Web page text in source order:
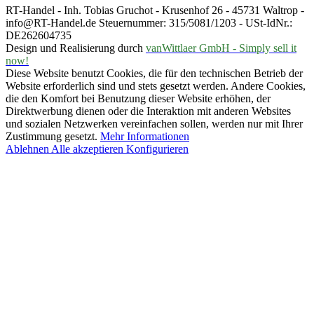
RT-Handel - Inh. Tobias Gruchot - Krusenhof 26 - 45731 Waltrop -
info@RT-Handel.de Steuernummer: 315/5081/1203 - USt-IdNr.:
DE262604735
Design und Realisierung durch vanWittlaer GmbH - Simply sell it
now!
Diese Website benutzt Cookies, die für den technischen Betrieb der
Website erforderlich sind und stets gesetzt werden. Andere Cookies,
die den Komfort bei Benutzung dieser Website erhöhen, der
Direktwerbung dienen oder die Interaktion mit anderen Websites
und sozialen Netzwerken vereinfachen sollen, werden nur mit Ihrer
Zustimmung gesetzt. Mehr Informationen
Ablehnen Alle akzeptieren Konfigurieren